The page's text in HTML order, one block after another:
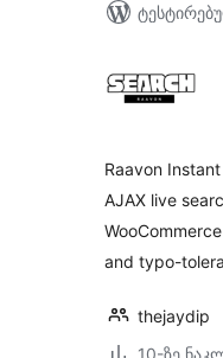
Raavon
AJAX live
and typo-
thejaydip
10-ზე